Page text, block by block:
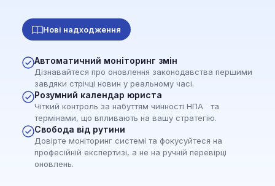
Нові надходження
Автоматичний моніторинг змін
Дізнавайтеся про оновлення законодавства першими
завдяки стрічці новин у реальному часі.
Розумний календар юриста
Чіткий контроль за набуттям чинності НПА та
термінами, що впливають на вашу стратегію.
Свобода від рутини
Довірте моніторинг системі та фокусуйтеся на
професійній експертизі, а не на ручній перевірці
оновлень.